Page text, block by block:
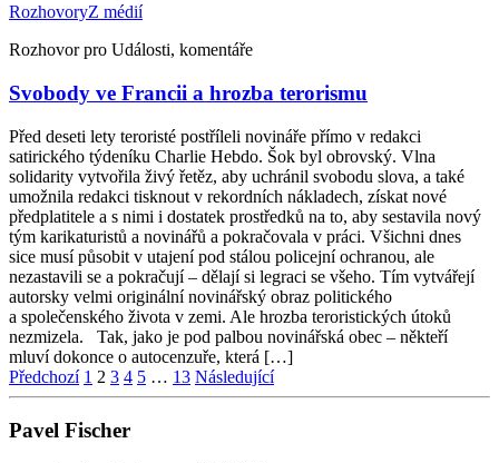
RozhovoryZ médií
Rozhovor pro Události, komentáře
Svobody ve Francii a hrozba terorismu
Před deseti lety teroristé postříleli novináře přímo v redakci
satirického týdeníku Charlie Hebdo. Šok byl obrovský. Vlna
solidarity vytvořila živý řetěz, aby uchránil svobodu slova, a také
umožnila redakci tisknout v rekordních nákladech, získat nové
předplatitele a s nimi i dostatek prostředků na to, aby sestavila nový
tým karikaturistů a novinářů a pokračovala v práci. Všichni dnes
sice musí působit v utajení pod stálou policejní ochranou, ale
nezastavili se a pokračují – dělají si legraci se všeho. Tím vytvářejí
autorsky velmi originální novinářský obraz politického
a společenského života v zemi. Ale hrozba teroristických útoků
nezmizela. Tak, jako je pod palbou novinářská obec – někteří
mluví dokonce o autocenzuře, která […]
Stránkování
Předchozí 1 2 3 4 5 … 13 Následující
Pavel Fischer